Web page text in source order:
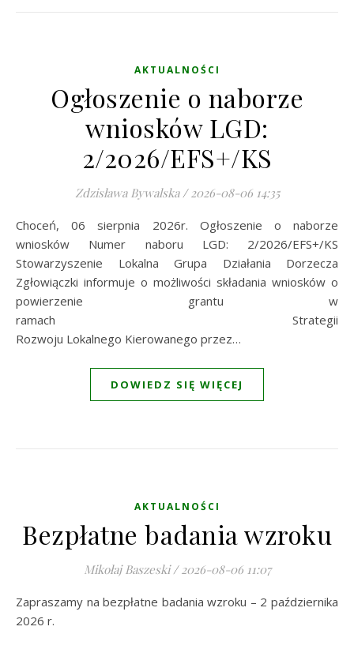
AKTUALNOŚCI
Ogłoszenie o naborze
wniosków LGD:
2/2026/EFS+/KS
Zdzisława Bywalska / 2026-08-06 14:35
Choceń, 06 sierpnia 2026r. Ogłoszenie o naborze
wniosków Numer naboru LGD: 2/2026/EFS+/KS
Stowarzyszenie Lokalna Grupa Działania Dorzecza
Zgłowiączki informuje o możliwości składania wniosków o
powierzenie grantu w
ramach Strategii
Rozwoju Lokalnego Kierowanego przez…
DOWIEDZ SIĘ WIĘCEJ
AKTUALNOŚCI
Bezpłatne badania wzroku
Mikołaj Baszeski / 2026-08-06 11:07
Zapraszamy na bezpłatne badania wzroku – 2 października
2026 r.